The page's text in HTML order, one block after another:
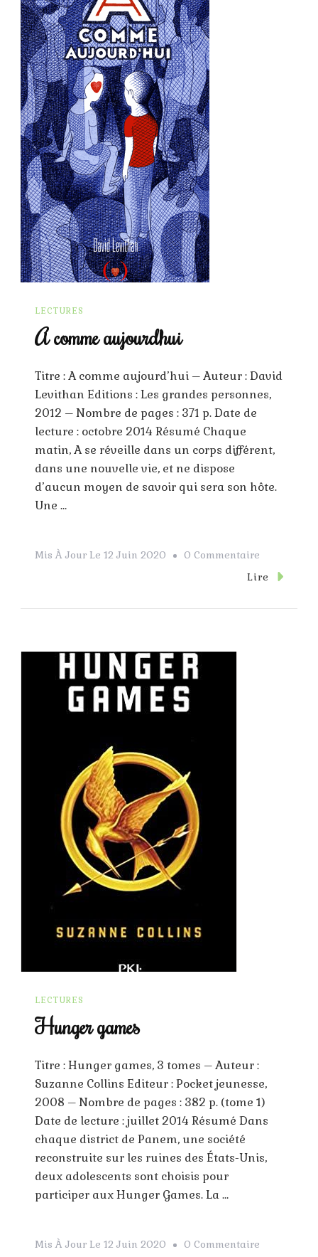
LECTURES
A comme aujourd’hui
Titre : A comme aujourd’hui – Auteur : David
Levithan Editions : Les grandes personnes,
2012 – Nombre de pages : 371 p. Date de
lecture : octobre 2014 Résumé Chaque
matin, A se réveille dans un corps différent,
dans une nouvelle vie, et ne dispose
d’aucun moyen de savoir qui sera son hôte.
Une …
Mis À Jour Le 12 Juin 2020 0 Commentaire
A
Lire
LECTURES
Hunger games
Titre : Hunger games, 3 tomes – Auteur :
Suzanne Collins Editeur : Pocket jeunesse,
2008 – Nombre de pages : 382 p. (tome 1)
Date de lecture : juillet 2014 Résumé Dans
chaque district de Panem, une société
reconstruite sur les ruines des États-Unis,
deux adolescents sont choisis pour
participer aux Hunger Games. La …
Mis À Jour Le 12 Juin 2020 0 Commentaire